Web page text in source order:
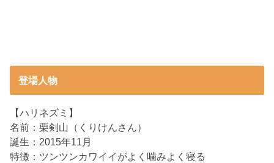
登場人物
【ハリネズミ】
名前：栗剣山（くりけんさん）
誕生：2015年11月
特徴：ツンツンカワイイがよく噛みよく寝る